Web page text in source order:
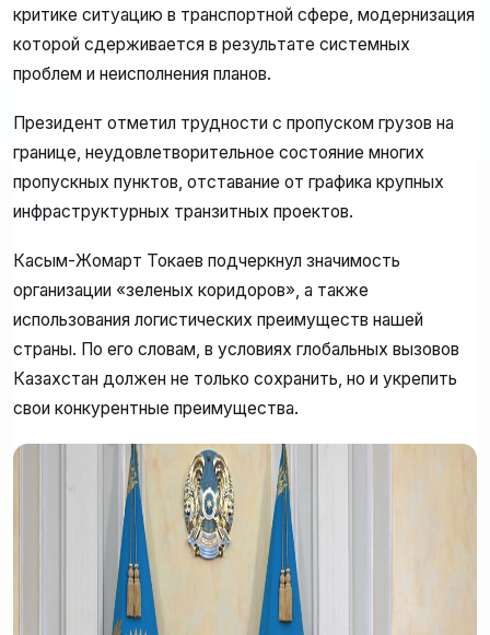
критике ситуацию в транспортной сфере, модернизация
которой сдерживается в результате системных
проблем и неисполнения планов.
Президент отметил трудности с пропуском грузов на
границе, неудовлетворительное состояние многих
пропускных пунктов, отставание от графика крупных
инфраструктурных транзитных проектов.
Касым-Жомарт Токаев подчеркнул значимость
организации «зеленых коридоров», а также
использования логистических преимуществ нашей
страны. По его словам, в условиях глобальных вызовов
Казахстан должен не только сохранить, но и укрепить
свои конкурентные преимущества.